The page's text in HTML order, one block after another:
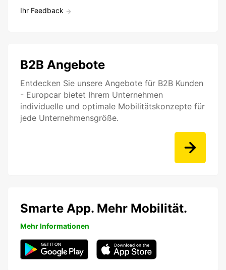
Ihr Feedback
B2B Angebote
Entdecken Sie unsere Angebote für B2B Kunden
- Europcar bietet Ihrem Unternehmen
individuelle und optimale Mobilitätskonzepte für
jede Unternehmensgröße.
Smarte App. Mehr Mobilität.
Mehr Informationen